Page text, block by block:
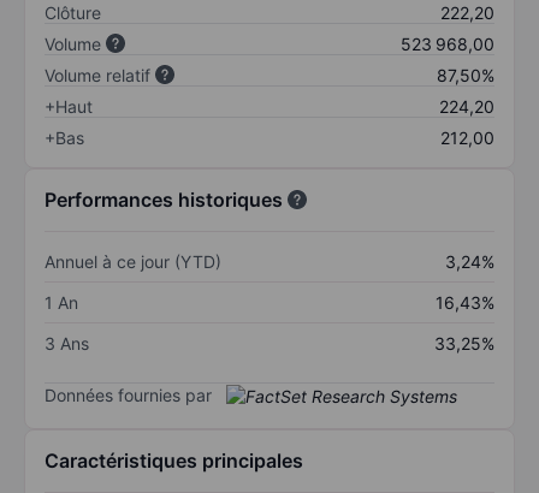
Clôture
222,20
Volume
523 968,00
Volume relatif
87,50%
+Haut
224,20
+Bas
212,00
Performances historiques
Annuel à ce jour (YTD)
3,24%
1 An
16,43%
3 Ans
33,25%
Données fournies par
Caractéristiques principales